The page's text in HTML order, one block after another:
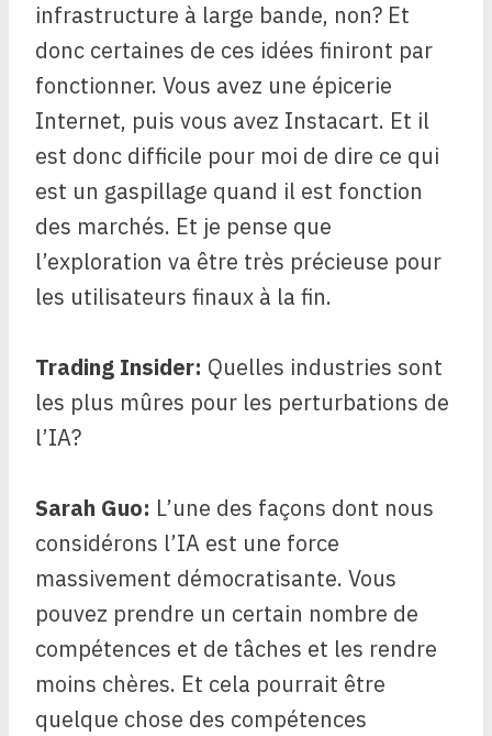
infrastructure à large bande, non? Et
donc certaines de ces idées finiront par
fonctionner. Vous avez une épicerie
Internet, puis vous avez Instacart. Et il
est donc difficile pour moi de dire ce qui
est un gaspillage quand il est fonction
des marchés. Et je pense que
l’exploration va être très précieuse pour
les utilisateurs finaux à la fin.
Trading Insider: Quelles industries sont
les plus mûres pour les perturbations de
l’IA?
Sarah Guo: L’une des façons dont nous
considérons l’IA est une force
massivement démocratisante. Vous
pouvez prendre un certain nombre de
compétences et de tâches et les rendre
moins chères. Et cela pourrait être
quelque chose des compétences